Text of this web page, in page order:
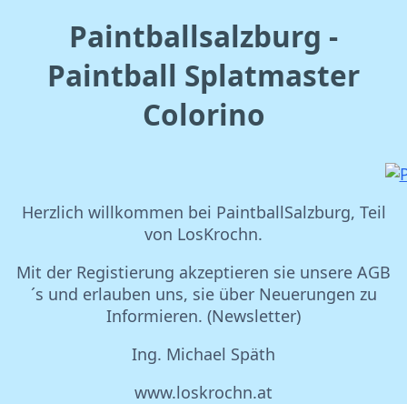
Paintballsalzburg -
Paintball Splatmaster
Colorino
Herzlich willkommen bei PaintballSalzburg, Teil
von LosKrochn.
Mit der Registierung akzeptieren sie unsere AGB
´s und erlauben uns, sie über Neuerungen zu
Informieren. (Newsletter)
Ing. Michael Späth
www.loskrochn.at